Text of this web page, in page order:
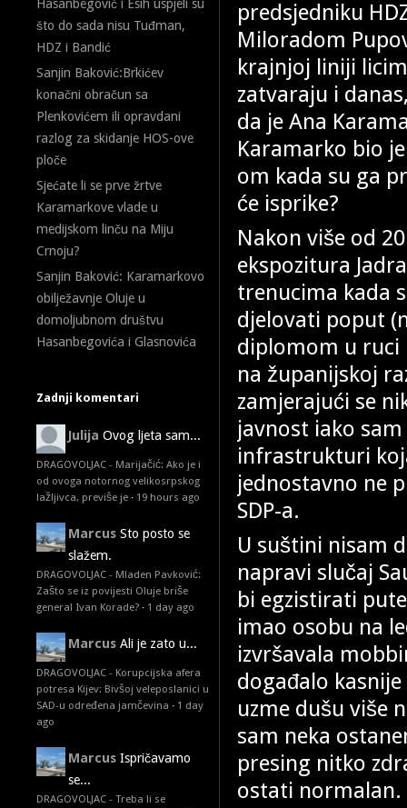
Hasanbegović i Esih uspjeli su
što do sada nisu Tuđman,
HDZ i Bandić
Sanjin Baković:Brkićev
konačni obračun sa
Plenkovićem ili opravdani
razlog za skidanje HOS-ove
ploče
Sjećate li se prve žrtve
Karamarkove vlade u
medijskom linču na Miju
Crnoju?
Sanjin Baković: Karamarkovo
obilježavnje Oluje u
domoljubnom društvu
Hasanbegovića i Glasnovića
Zadnji komentari
Julija Ovog ljeta sam...
DRAGOVOLJAC - Marijačić: Ako je i
od ovoga notornog velikosrpskog
lažljivca, previše je · 19 hours ago
Marcus Sto posto se
slažem.
DRAGOVOLJAC - Mladen Pavković:
Zašto se iz povijesti Oluje briše
general Ivan Korade? · 1 day ago
Marcus Ali je zato u...
DRAGOVOLJAC - Korupcijska afera
potresa Kijev: Bivšoj veleposlanici u
SAD-u određena jamčevina · 1 day
ago
Marcus Ispričavamo
se...
DRAGOVOLJAC - Treba li se
predsjedniku
Miloradom
krajnjoj liniji
zatvaraju i
da je Ana
Karamarko bio
om kada su ga
će isprike?
Nakon više od
ekspozitura
trenucima kada
djelovati poput
diplomom u
na županijskoj
zamjerajući se
javnost iako
infrastrukturi
jednostavno ne
SDP-a.
U suštini nisam
napravi slučaj
bi egzistirati
imao osobu na
izvršavala
događalo
uzme dušu više
sam neka
presing nitko
ostati normalan.